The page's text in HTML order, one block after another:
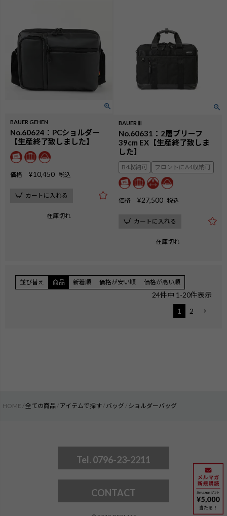
BAUER GEHEN
No.60624：PCショルダー
【生産終了致しました】
価格 ¥10,450 税込
カートに入れる
在庫切れ
BAUERⅢ
No.60631：2層ブリーフ
39cm EX【生産終了致しま
した】
B4収納可 フロントにA4収納可
価格 ¥27,500 税込
カートに入れる
在庫切れ
並び替え 商品 新着順 価格が安い順 価格が高い順
24件中 1 -20件表示
1
2
HOME 全ての商品 アイテムで探す バッグ ショルダーバッグ
Tel. 0796-23-2211
CONTACT